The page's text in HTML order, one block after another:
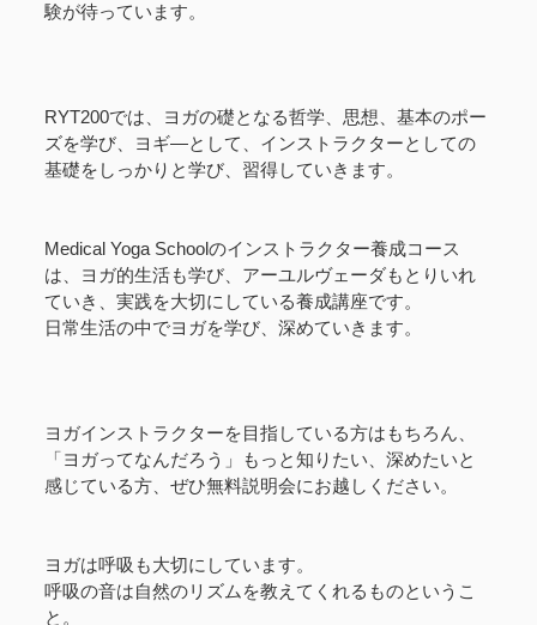
験が待っています。
RYT200では、ヨガの礎となる哲学、思想、基本のポー
ズを学び、ヨギ―として、インストラクターとしての
基礎をしっかりと学び、習得していきます。
Medical Yoga Schoolのインストラクター養成コース
は、ヨガ的生活も学び、アーユルヴェーダもとりいれ
ていき、実践を大切にしている養成講座です。
日常生活の中でヨガを学び、深めていきます。
ヨガインストラクターを目指している方はもちろん、
「ヨガってなんだろう」もっと知りたい、深めたいと
感じている方、ぜひ無料説明会にお越しください。
ヨガは呼吸も大切にしています。
呼吸の音は自然のリズムを教えてくれるものというこ
と。